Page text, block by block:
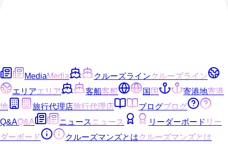
MediaMedia クルーズラインクルーズライン
エリアエリア 客船客船 国国 寄港地寄港
地
旅行代理店旅行代理店 ブログブログ
Q&AQ&A ニュース ニュース リーダーボード リー
ダーボード
クルーズマンズとはクルーズマンズとは